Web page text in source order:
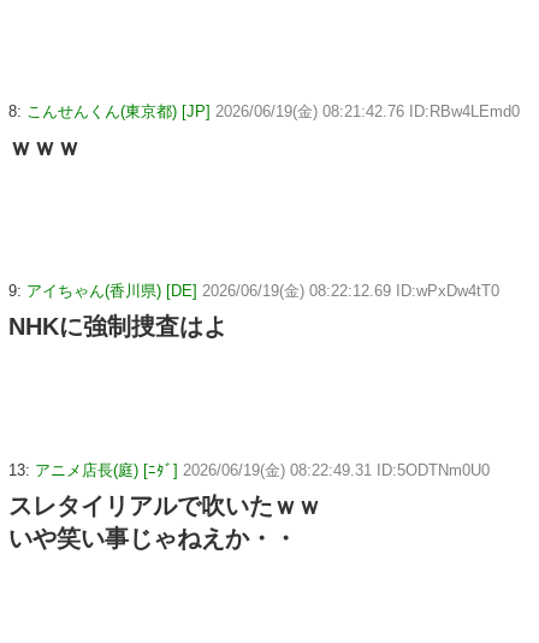
8: こんせんくん(東京都) [JP] 2026/06/19(金) 08:21:42.76 ID:RBw4LEmd0
ｗｗｗ
9: アイちゃん(香川県) [DE] 2026/06/19(金) 08:22:12.69 ID:wPxDw4tT0
NHKに強制捜査はよ
13: アニメ店長(庭) [ﾆﾀﾞ] 2026/06/19(金) 08:22:49.31 ID:5ODTNm0U0
スレタイリアルで吹いたｗｗ
いや笑い事じゃねえか・・